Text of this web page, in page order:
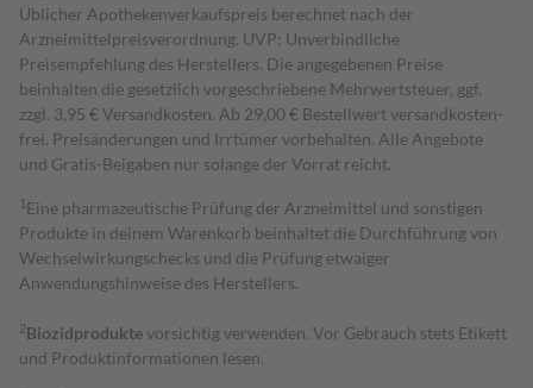
Üblicher Apothekenverkaufspreis berechnet nach der
Arzneimittelpreisverordnung. UVP: Unverbindliche
Preisempfehlung des Herstellers. Die angegebenen Preise
beinhalten die gesetzlich vorgeschriebene Mehrwertsteuer, ggf.
zzgl. 3,95 € Versandkosten. Ab 29,00 € Bestell­wert versand­kosten­
frei. Preisänderungen und Irrtümer vorbehalten. Alle Angebote
und Gratis-Beigaben nur solange der Vorrat reicht.
1 Eine pharmazeutische Prüfung der Arzneimittel und sonstigen
Produkte in deinem Warenkorb beinhaltet die Durchführung von
Wechselwirkungschecks und die Prüfung etwaiger
Anwendungshinweise des Herstellers.
2Biozidproduktevorsichtig verwenden. Vor Gebrauch stets Etikett
und Produktinformationen lesen.